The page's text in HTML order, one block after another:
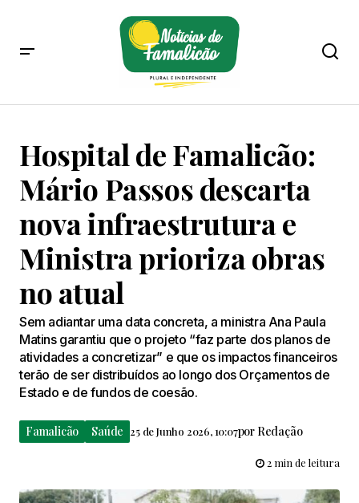
Hospital de Famalicão:
Mário Passos descarta
nova infraestrutura e
Ministra prioriza obras
no atual
Sem adiantar uma data concreta, a ministra Ana Paula
Matins garantiu que o projeto “faz parte dos planos de
atividades a concretizar” e que os impactos financeiros
terão de ser distribuídos ao longo dos Orçamentos de
Estado e de fundos de coesão.
Famalicão Saúde 25 de Junho 2026, 10:07por Redação
2 min de leitura